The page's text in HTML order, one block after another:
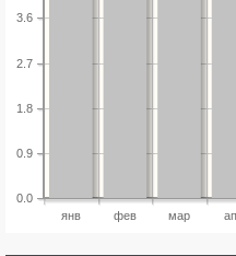
янв фев мар
0.0
0.9
1.8
2.7
3.6